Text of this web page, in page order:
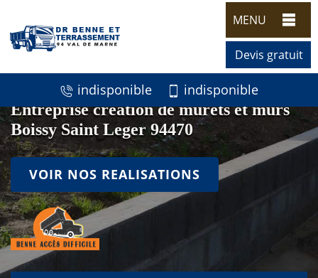
MENU
Devis gratuit
indisponible indisponible
Entreprise création de murets et murs
Boissy Saint Leger 94470
VOIR NOS REALISATIONS